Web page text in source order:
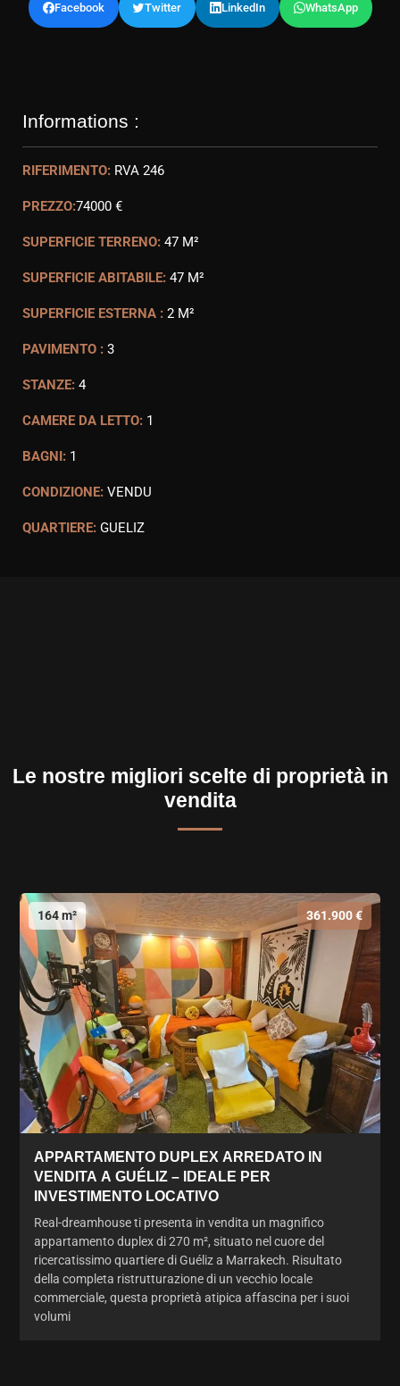
Facebook Twitter LinkedIn WhatsApp
Informations :
RIFERIMENTO: RVA 246
PREZZO:74000 €
SUPERFICIE TERRENO: 47 M²
SUPERFICIE ABITABILE: 47 M²
SUPERFICIE ESTERNA : 2 M²
PAVIMENTO : 3
STANZE: 4
CAMERE DA LETTO: 1
BAGNI: 1
CONDIZIONE: VENDU
QUARTIERE: GUELIZ
Le nostre migliori scelte di proprietà in
vendita
164 m² 361.900 €
APPARTAMENTO DUPLEX ARREDATO IN
VENDITA A GUÉLIZ – IDEALE PER
INVESTIMENTO LOCATIVO
Real-dreamhouse ti presenta in vendita un magnifico
appartamento duplex di 270 m², situato nel cuore del
ricercatissimo quartiere di Guéliz a Marrakech. Risultato
della completa ristrutturazione di un vecchio locale
commerciale, questa proprietà atipica affascina per i suoi
volumi